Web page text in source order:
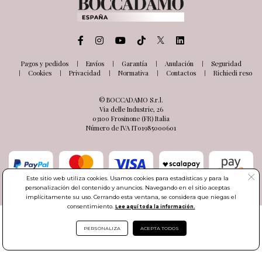
Pagos y pedidos Envíos Garantía Anulación
Seguridad
Cookies
Privacidad Normativa Contactos Richiedi reso
© BOCCADAMO S.r.l.
Via delle Industrie, 26
03100 Frosinone (FR) Italia
Número de IVA IT01985000601
Este sitio web utiliza cookies. Usamos cookies para estadísticas y para la
personalización del contenido y anuncios. Navegando en el sitio aceptas
implícitamente su uso. Cerrando esta ventana, se considera que niegas el
consentimiento. Lee aquí toda la información.
PERSONALIZA ACEPTA TODOS